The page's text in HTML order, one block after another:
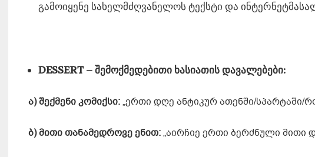
გამოიყენე სახელმძღვანელოს ტექსტი და
DESSERT–შემოქმედებითი ხასიათისდავალებები:
ა)შექმენიკომიქსი:„ერთი დღე ანტიკურ ათენში/სპარტაში/
ბ)მითითანამედროვეენით:„აირჩიე ერთი ბერძნული